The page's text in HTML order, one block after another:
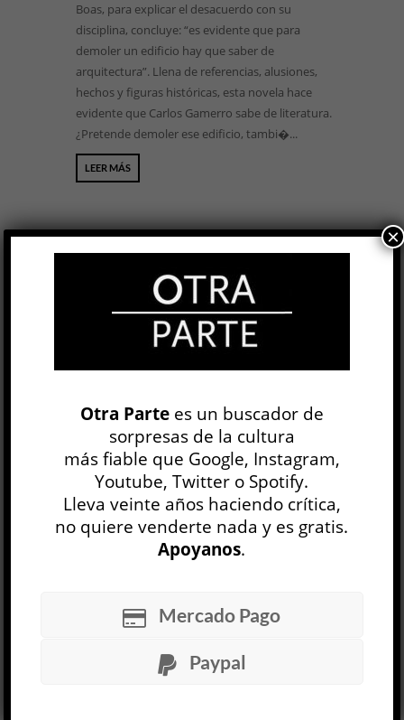
Boas, para explicar el desacuerdo con su
disciplina, concluye: “es evidente que para
demoler un edificio hay que saber de
arquitectura”. Llena de referencias, alusiones,
hechos y figuras históricas, esta novela hace
evidente que Carlos Gamerro sabe de literatura.
¿Pretende demoler ese edificio, tambi�...
LEER MÁS
EDICIÓN IMPRESA
Otra Partees un buscador de
sorpresas de la cultura
más fiable que Google, Instagram,
Youtube, Twitter o Spotify.
Lleva veinte años haciendo crítica,
no quiere venderte nada y es gratis.
Apoyanos.
Mercado Pago
Paypal
×